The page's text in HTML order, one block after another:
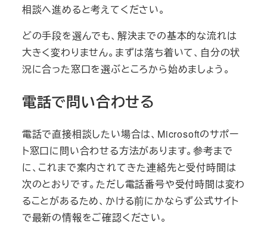
相談へ進めると考えてください。
どの手段を選んでも、解決までの基本的な流れは
大きく変わりません。まずは落ち着いて、自分の状
況に合った窓口を選ぶところから始めましょう。
電話で問い合わせる
電話で直接相談したい場合は、Microsoftのサポー
ト窓口に問い合わせる方法があります。参考まで
に、これまで案内されてきた連絡先と受付時間は
次のとおりです。ただし電話番号や受付時間は変わ
ることがあるため、かける前にかならず公式サイト
で最新の情報をご確認ください。